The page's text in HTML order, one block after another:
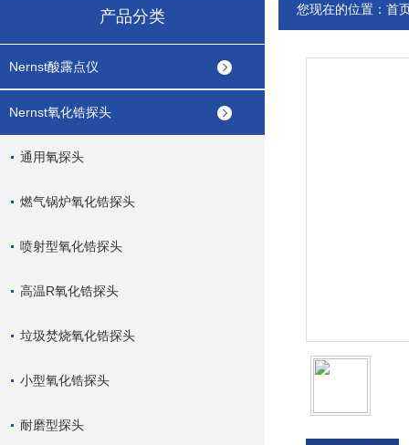
产品分类
Nernst酸露点仪
Nernst氧化锆探头
通用氧探头
燃气锅炉氧化锆探头
喷射型氧化锆探头
高温R氧化锆探头
垃圾焚烧氧化锆探头
小型氧化锆探头
耐磨型探头
您现在的位置： 首